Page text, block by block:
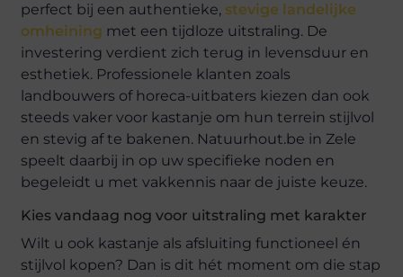
perfect bij een authentieke, stevige landelijke
omheining met een tijdloze uitstraling. De
investering verdient zich terug in levensduur en
esthetiek. Professionele klanten zoals
landbouwers of horeca-uitbaters kiezen dan ook
steeds vaker voor kastanje om hun terrein stijlvol
en stevig af te bakenen. Natuurhout.be in Zele
speelt daarbij in op uw specifieke noden en
begeleidt u met vakkennis naar de juiste keuze.
Kies vandaag nog voor uitstraling met karakter
Wilt u ook kastanje als afsluiting functioneel én
stijlvol kopen? Dan is dit hét moment om die stap